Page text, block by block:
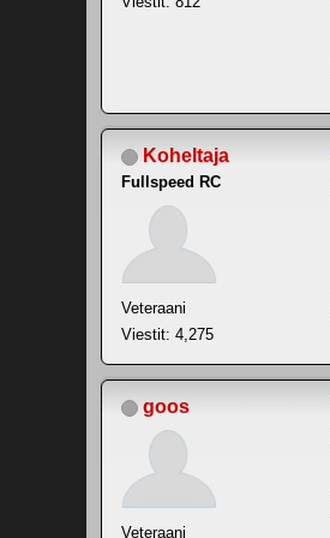
Koheltaja
Fullspeed RC
Veteraani
Viestit: 4,275
goos
Veteraani